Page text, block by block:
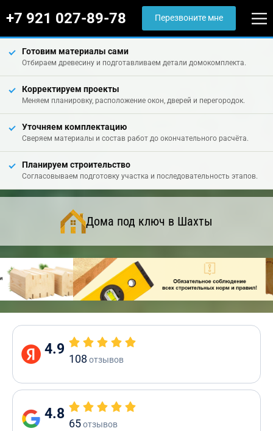
+7 921 027-89-78 Перезвоните мне
Готовим материалы сами
Отбираем древесину и подготавливаем детали домокомплекта.
Корректируем проекты
Меняем планировку, расположение окон, дверей и перегородок.
Уточняем комплектацию
Сверяем материалы и состав работ до окончательного расчёта.
Планируем строительство
Согласовываем подготовку участка и последовательность этапов.
Дома под ключ в Шахты
4.9
108 отзывов
4.8
65отзывов